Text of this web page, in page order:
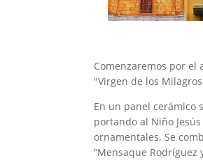
Comenzaremos por el
"Virgen de los
En un panel cerámico
portando al Niño
ornamentales. Se
“Mensaque